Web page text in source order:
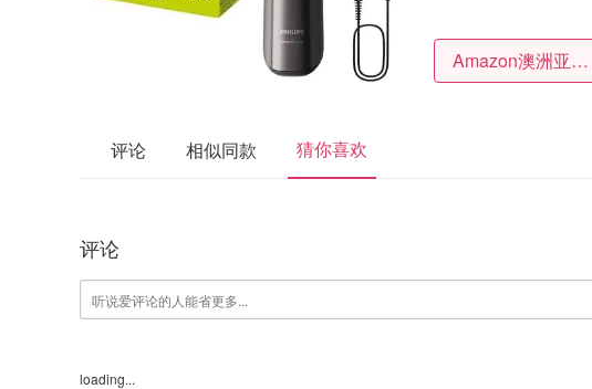
Amazon澳洲亚马逊
评论 相似同款 猜你喜欢
评论
loading...